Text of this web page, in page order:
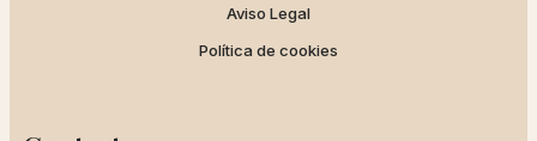
Aviso Legal
Política de cookies